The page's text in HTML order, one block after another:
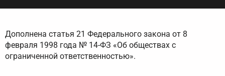
Дополнена статья 21 Федерального закона от 8
февраля 1998 года № 14-ФЗ «Об обществах с
ограниченной ответственностью».